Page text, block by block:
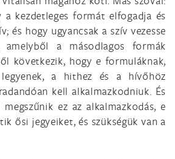
a kezdetleges formát elfogadja és
és hogy ugyancsak a szív vezesse
a másodlagos formák
következik, hogy e formuláknak,
a hithez és a hívőhöz
kell alkalmazkodniuk. És
ez az alkalmazkodás, e
ősi jegyeiket, és szükségük van a